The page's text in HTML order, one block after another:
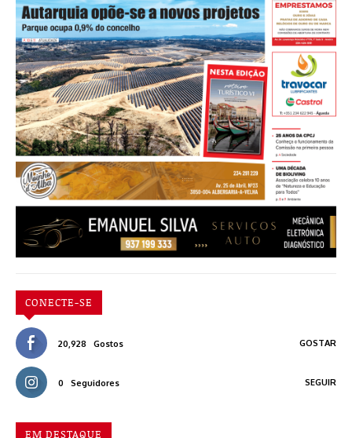
CONECTE-SE
20,928 Gostos GOSTAR
0 Seguidores SEGUIR
EM DESTAQUE